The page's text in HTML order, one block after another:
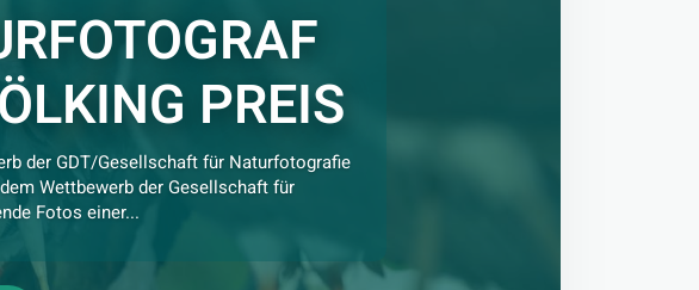
PREIS
der GDT/Gesellschaft für Naturfotografie
Wettbewerb der Gesellschaft für
Fotos einer...